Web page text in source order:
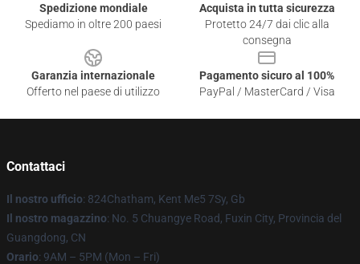
Spedizione mondiale
Spediamo in oltre 200 paesi
Acquista in tutta sicurezza
Protetto 24/7 dai clic alla
consegna
Garanzia internazionale
Offerto nel paese di utilizzo
Pagamento sicuro al 100%
PayPal / MasterCard / Visa
Contattaci
Il nostro ufficio: 824Chatham, Kent Me5 7Sy, Gb
Il nostro magazzino: No. 5 Chuangye Road, Fuxin City, Provincia del
Guangdong, CN
Orario: 9AM – 5PM (Mon – Fri)